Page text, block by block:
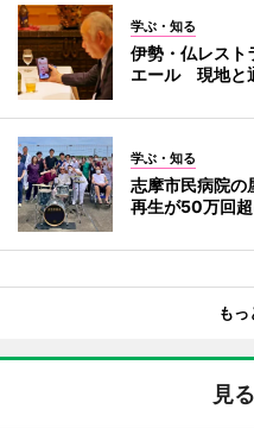
学ぶ・知る
伊勢・仏レスト
エール 現地と
学ぶ・知る
志摩市民病院
再生が50万回
もっ
見